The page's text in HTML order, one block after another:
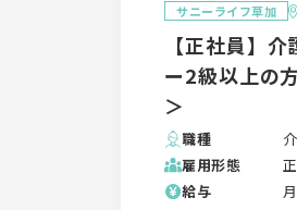
サニーライフ草加
【正社員】
ー2級以上の
＞
職種
雇用形態
給与